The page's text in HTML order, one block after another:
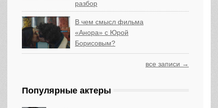
разбор
В чем смысл фильма
«Анора» с Юрой
Борисовым?
все записи →
Популярные актеры